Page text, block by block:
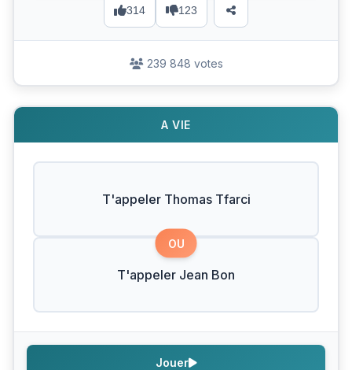
314 123
239 848 votes
A VIE
T'appeler Thomas Tfarci
OU
T'appeler Jean Bon
Jouer